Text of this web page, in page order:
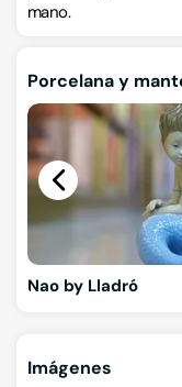
mano.
Porcelana y
Nao by Lladró
Imágenes